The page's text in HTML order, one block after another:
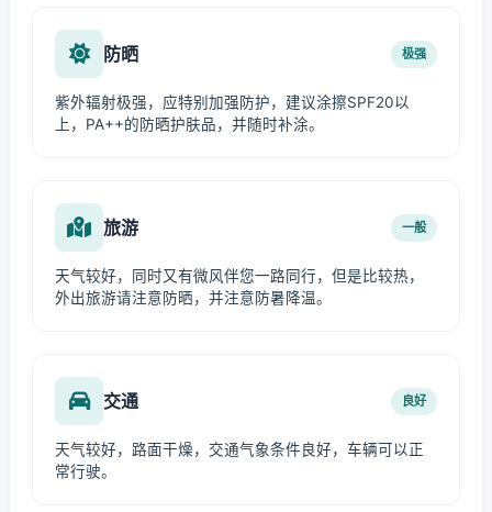
防晒 极强
紫外辐射极强，应特别加强防护，建议涂擦SPF20以
上，PA++的防晒护肤品，并随时补涂。
旅游 一般
天气较好，同时又有微风伴您一路同行，但是比较热，
外出旅游请注意防晒，并注意防暑降温。
交通 良好
天气较好，路面干燥，交通气象条件良好，车辆可以正
常行驶。